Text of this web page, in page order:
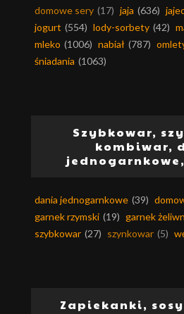
domowe sery (17) jaja (636)
jogurt (554) lody-sorbety (42)
mleko (1006) nabiał (787)
śniadania (1063)
Szybkowar,
kombiwar,
dania jednogarnkowe (39)
garnek rzymski (19) garnek
szybkowar (27) szynkowar (5)
Zapiekanki,